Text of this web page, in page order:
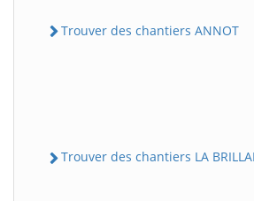
Trouver des chantiers ANNOT
Trouver des chantiers LA